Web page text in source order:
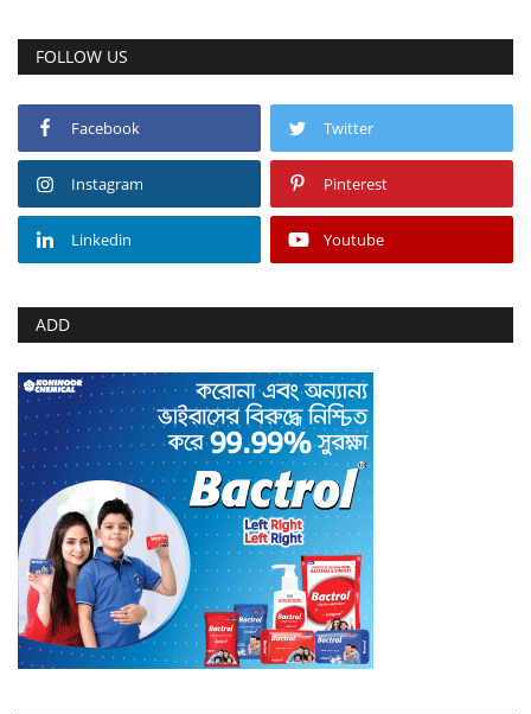
FOLLOW US
Facebook Twitter
Instagram Pinterest
Linkedin Youtube
ADD